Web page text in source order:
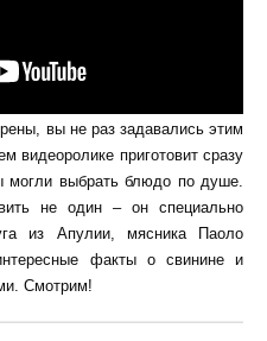
вы не раз задавались этим
видеоролике приготовит сразу
выбрать блюдо по душе.
не один – он специально
из Апулии, мясника Паоло
факты о свинине и
Смотрим!